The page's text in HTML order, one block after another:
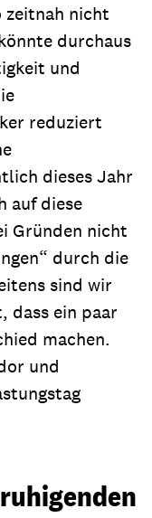
zeitnah nicht
durchaus
und
reduziert
dieses Jahr
auf diese
Gründen nicht
durch die
sind wir
dass ein paar
machen.
und